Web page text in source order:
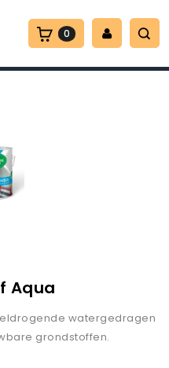
0
Aqua
watergedragen
grondstoffen.